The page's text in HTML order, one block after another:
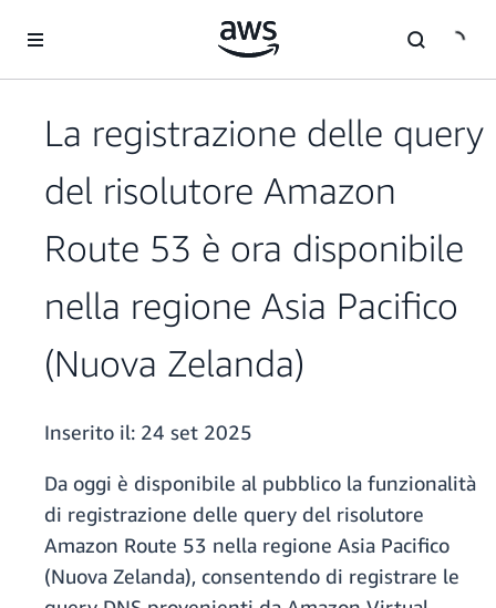
La registrazione delle query
del risolutore Amazon
Route 53 è ora disponibile
nella regione Asia Pacifico
(Nuova Zelanda)
Inserito il: 24 set 2025
Da oggi è disponibile al pubblico la funzionalità
di registrazione delle query del risolutore
Amazon Route 53 nella regione Asia Pacifico
(Nuova Zelanda), consentendo di registrare le